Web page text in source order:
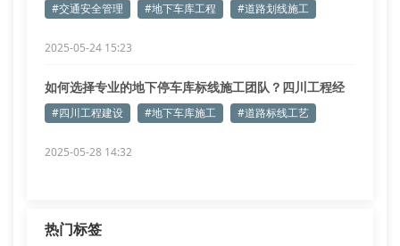
#交通安全管理 #地下车库工程 #道路划线施工
2025-05-24 15:23
如何选择专业的地下停车库标线施工团队？四川工程经
验解析
#四川工程建设 #地下车库施工 #道路标线工艺
2025-05-28 14:32
热门标签